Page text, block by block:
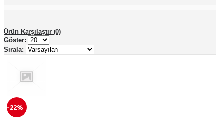
Ürün Karşılaştır (0)
Göster:
Sırala:
-22%